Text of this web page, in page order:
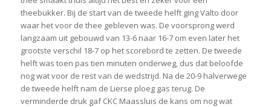
theebukker. Bij de start van de tweede helft ging Valto door
waar het voor de thee gebleven was. De voorsprong werd
langzaam uit gebouwd van 13-6 naar 16-7 om even later het
grootste verschil 18-7 op het scorebord te zetten. De tweede
helft was toen pas tien minuten onderweg, dus dat beloofde
nog wat voor de rest van de wedstrijd. Na de 20-9 halverwege
de tweede helft nam de Lierse ploeg gas terug. De
verminderde druk gaf CKC Maassluis de kans om nog wat